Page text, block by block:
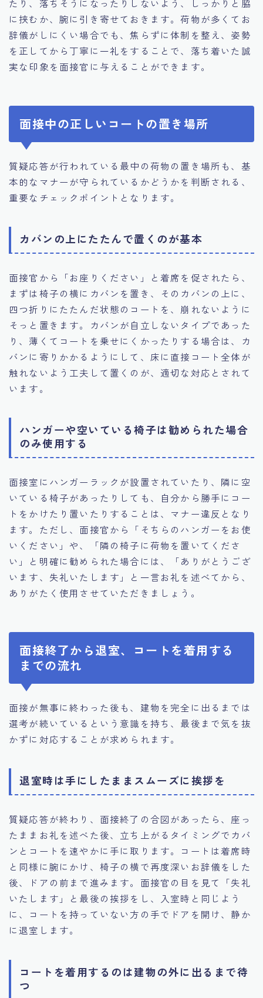
たり、落ちそうになったりしないよう、しっかりと脇
に挟むか、腕に引き寄せておきます。荷物が多くてお
辞儀がしにくい場合でも、焦らずに体制を整え、姿勢
を正してから丁寧に一礼をすることで、落ち着いた誠
実な印象を面接官に与えることができます。
面接中の正しいコートの置き場所
質疑応答が行われている最中の荷物の置き場所も、基
本的なマナーが守られているかどうかを判断される、
重要なチェックポイントとなります。
カバンの上にたたんで置くのが基本
面接官から「お座りください」と着席を促されたら、
まずは椅子の横にカバンを置き、そのカバンの上に、
四つ折りにたたんだ状態のコートを、崩れないように
そっと置きます。カバンが自立しないタイプであった
り、薄くてコートを乗せにくかったりする場合は、カ
バンに寄りかかるようにして、床に直接コート全体が
触れないよう工夫して置くのが、適切な対応とされて
います。
ハンガーや空いている椅子は勧められた場合
のみ使用する
面接室にハンガーラックが設置されていたり、隣に空
いている椅子があったりしても、自分から勝手にコー
トをかけたり置いたりすることは、マナー違反となり
ます。ただし、面接官から「そちらのハンガーをお使
いください」や、「隣の椅子に荷物を置いてくださ
い」と明確に勧められた場合には、「ありがとうござ
います、失礼いたします」と一言お礼を述べてから、
ありがたく使用させていただきましょう。
面接終了から退室、コートを着用する
までの流れ
面接が無事に終わった後も、建物を完全に出るまでは
選考が続いているという意識を持ち、最後まで気を抜
かずに対応することが求められます。
退室時は手にしたままスムーズに挨拶を
質疑応答が終わり、面接終了の合図があったら、座っ
たままお礼を述べた後、立ち上がるタイミングでカバ
ンとコートを速やかに手に取ります。コートは着席時
と同様に腕にかけ、椅子の横で再度深いお辞儀をした
後、ドアの前まで進みます。面接官の目を見て「失礼
いたします」と最後の挨拶をし、入室時と同じよう
に、コートを持っていない方の手でドアを開け、静か
に退室します。
コートを着用するのは建物の外に出るまで待
つ